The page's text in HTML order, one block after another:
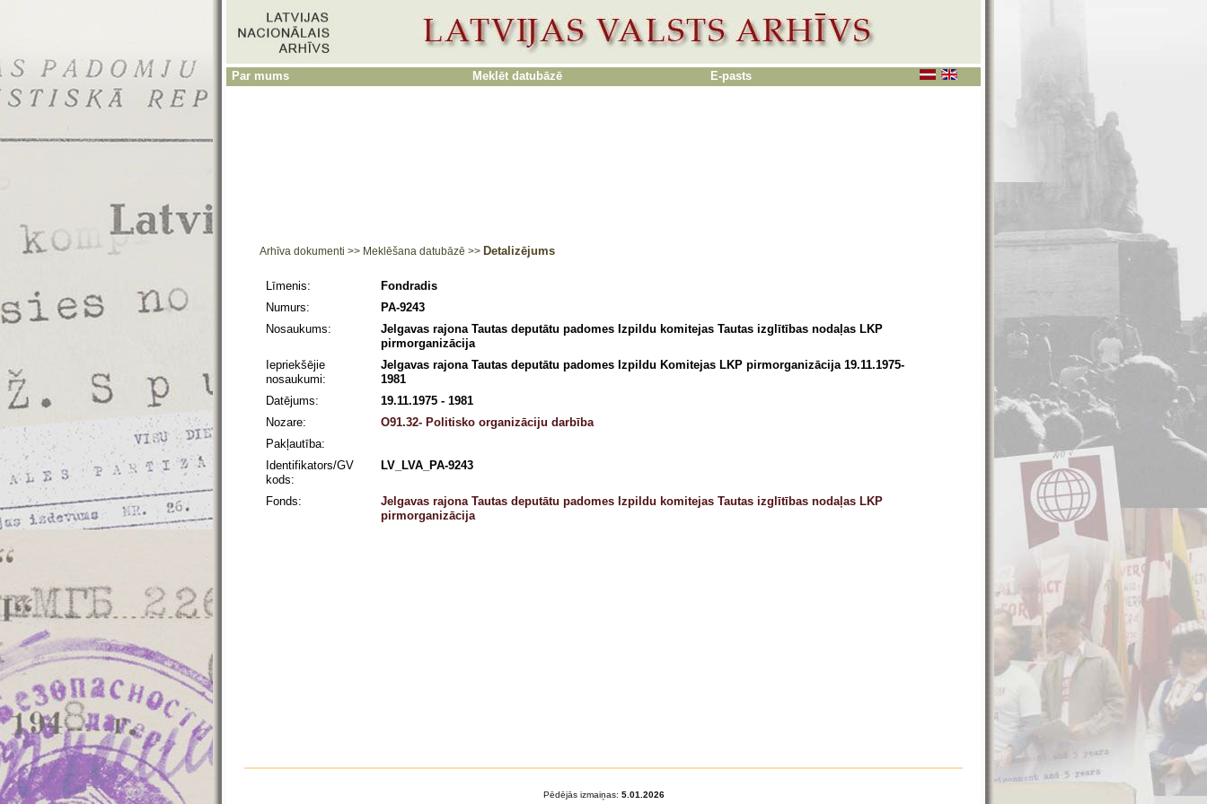
Par mums Meklēt datubāzē E-pasts
Arhīva dokumenti >> Meklēšana datubāzē >> Detalizējums
Līmenis:
Fondradis
Numurs:
PA-9243
Nosaukums:
Jelgavas rajona Tautas deputātu padomes Izpildu komitejas Tautas izglītības nodaļas LKP
pirmorganizācija
Iepriekšējie
nosaukumi:
Jelgavas rajona Tautas deputātu padomes Izpildu Komitejas LKP pirmorganizācija 19.11.1975-
1981
Datējums:
19.11.1975 - 1981
Nozare:
O91.32- Politisko organizāciju darbība
Pakļautība:
Identifikators/GV
kods:
LV_LVA_PA-9243
Fonds:
Jelgavas rajona Tautas deputātu padomes Izpildu komitejas Tautas izglītības nodaļas LKP
pirmorganizācija
Pēdējās izmaiņas: 5.01.2026